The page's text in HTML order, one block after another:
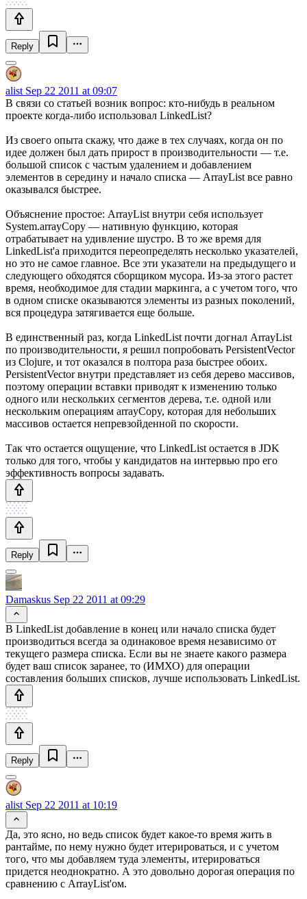
Reply
alist Sep 22 2011 at 09:07
В связи со статьей возник вопрос: кто-нибудь в реальном
проекте когда-либо использовал LinkedList?
Из своего опыта скажу, что даже в тех случаях, когда он по
идее должен был дать прирост в производительности — т.е.
большой список с частым удалением и добавлением
элементов в середину и начало списка — ArrayList все равно
оказывался быстрее.
Объяснение простое: ArrayList внутри себя использует
System.arrayCopy — нативную функцию, которая
отрабатывает на удивление шустро. В то же время для
LinkedList'а приходится переопределять несколько указателей,
но это не самое главное. Все эти указатели на предыдущего и
следующего обходятся сборщиком мусора. Из-за этого растет
время, необходимое для стадии маркинга, а с учетом того, что
в одном списке оказываются элементы из разных поколений,
вся процедура затягивается еще больше.
В единственный раз, когда LinkedList почти догнал ArrayList
по производительности, я решил попробовать PersistentVector
из Clojure, и тот оказался в полтора раза быстрее обоих.
PersistentVector внутри представляет из себя дерево массивов,
поэтому операции вставки приводят к изменению только
одного или нескольких сегментов дерева, т.е. одной или
нескольким операциям arrayCopy, которая для небольших
массивов остается непревзойденной по скорости.
Так что остается ощущение, что LinkedList остается в JDK
только для того, чтобы у кандидатов на интервью про его
эффективность вопросы задавать.
Reply
Damaskus Sep 22 2011 at 09:29
В LinkedList добавление в конец или начало списка будет
производиться всегда за одинаковое время независимо от
текущего размера списка. Если вы не знаете какого размера
будет ваш список заранее, то (ИМХО) для операции
составления больших списков, лучше использовать LinkedList.
Reply
alist Sep 22 2011 at 10:19
Да, это ясно, но ведь список будет какое-то время жить в
рантайме, по нему нужно будет итерироваться, и с учетом
того, что мы добавляем туда элементы, итерироваться
придется неоднократно. А это довольно дорогая операция по
сравнению с ArrayList'ом.